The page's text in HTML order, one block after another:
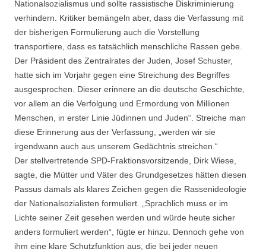
Nationalsozialismus und sollte rassistische Diskriminierung
verhindern. Kritiker bemängeln aber, dass die Verfassung mit
der bisherigen Formulierung auch die Vorstellung
transportiere, dass es tatsächlich menschliche Rassen gebe.
Der Präsident des Zentralrates der Juden, Josef Schuster,
hatte sich im Vorjahr gegen eine Streichung des Begriffes
ausgesprochen. Dieser erinnere an die deutsche Geschichte,
vor allem an die Verfolgung und Ermordung von Millionen
Menschen, in erster Linie Jüdinnen und Juden“. Streiche man
diese Erinnerung aus der Verfassung, „werden wir sie
irgendwann auch aus unserem Gedächtnis streichen.“
Der stellvertretende SPD-Fraktionsvorsitzende, Dirk Wiese,
sagte, die Mütter und Väter des Grundgesetzes hätten diesen
Passus damals als klares Zeichen gegen die Rassenideologie
der Nationalsozialisten formuliert. „Sprachlich muss er im
Lichte seiner Zeit gesehen werden und würde heute sicher
anders formuliert werden“, fügte er hinzu. Dennoch gehe von
ihm eine klare Schutzfunktion aus, die bei jeder neuen